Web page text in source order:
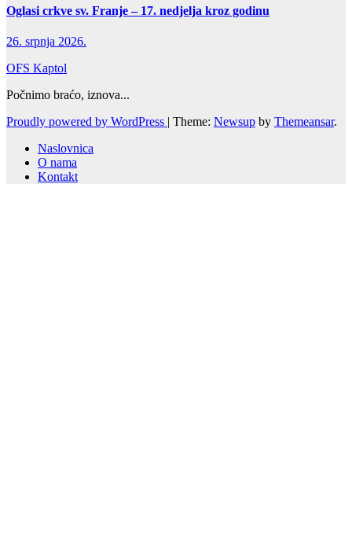
Oglasi crkve sv. Franje – 17. nedjelja kroz godinu
26. srpnja 2026.
OFS Kaptol
Počnimo braćo, iznova...
Proudly powered by WordPress | Theme: Newsup by Themeansar.
Naslovnica
O nama
Kontakt